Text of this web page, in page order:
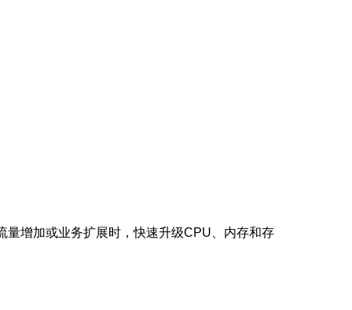
增加或业务扩展时，快速升级CPU、内存和存